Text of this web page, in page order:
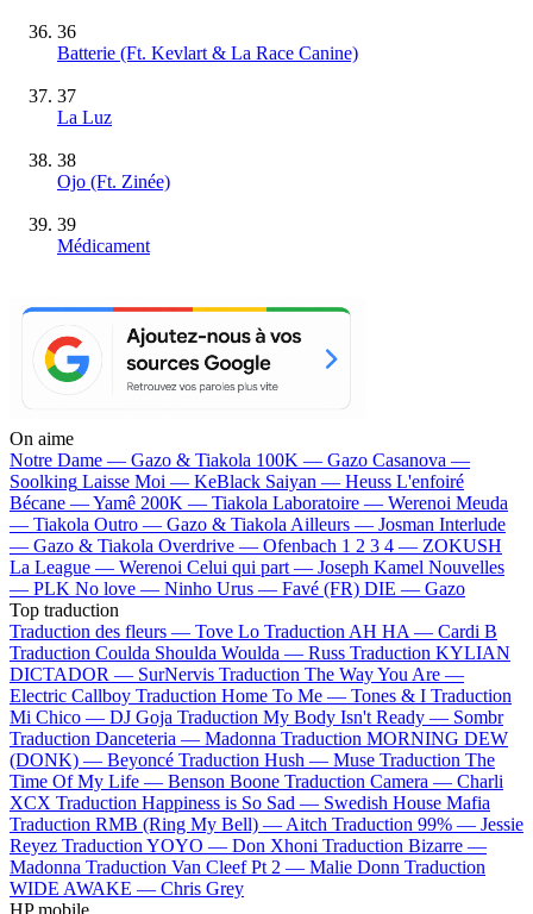
36
Batterie (Ft. Kevlart & La Race Canine)
37
La Luz
38
Ojo (Ft. Zinée)
39
Médicament
On aime
Notre Dame — Gazo & Tiakola 100K — Gazo Casanova —
Soolking Laisse Moi — KeBlack Saiyan — Heuss L'enfoiré
Bécane —Yamê 200K — Tiakola Laboratoire — Werenoi Meuda
— Tiakola Outro — Gazo & Tiakola Ailleurs — Josman Interlude
— Gazo & Tiakola Overdrive — Ofenbach 1 2 3 4 — ZOKUSH
La League — Werenoi Celui qui part — Joseph Kamel Nouvelles
— PLK No love — Ninho Urus — Favé (FR) DIE — Gazo
Top traduction
Traduction des fleurs — Tove Lo Traduction AH HA — Cardi B
Traduction Coulda Shoulda Woulda — Russ Traduction KYLIAN
DICTADOR — SurNervis Traduction The Way You Are —
Electric Callboy Traduction Home To Me — Tones & I Traduction
Mi Chico — DJ Goja Traduction My Body Isn't Ready — Sombr
Traduction Danceteria — Madonna Traduction MORNING DEW
(DONK) — Beyoncé Traduction Hush — Muse Traduction The
Time Of My Life — Benson Boone Traduction Camera — Charli
XCX Traduction Happiness is So Sad — Swedish House Mafia
Traduction RMB (Ring My Bell) — Aitch Traduction 99% — Jessie
Reyez Traduction YOYO — Don Xhoni Traduction Bizarre —
Madonna Traduction Van Cleef Pt 2 — Malie Donn Traduction
WIDE AWAKE — Chris Grey
HP mobile